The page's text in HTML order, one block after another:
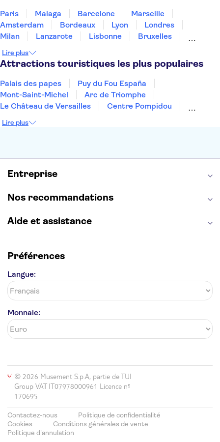
Paris Malaga Barcelone
Marseille
Amsterdam
Bordeaux Lyon
Londres
Milan
Lanzarote Lisbonne
Bruxelles
Dubai
Copenhague Minorque Montpellier
Lire plus
Attractions touristiques les plus populaires
Palais des papes
Puy du Fou España
Mont-Saint-Michel
Arc de Triomphe
Le Château de Versailles
Centre Pompidou
La Chapelle Sixtine
Opéra Garnier
Lire plus
Entreprise
Nos recommandations
Aide et assistance
Préférences
Langue:
Monnaie:
© 2026 Musement S.p.A, partie de TUI
Group VAT IT07978000961 Licence nº
170695
Contactez-nous
Politique de confidentialité
Cookies
Conditions générales de vente
Politique d'annulation